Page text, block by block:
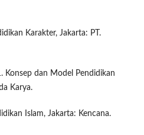
Karakter, Jakarta: PT.
Konsep dan Model Pendidikan
Karya.
Islam, Jakarta: Kencana.